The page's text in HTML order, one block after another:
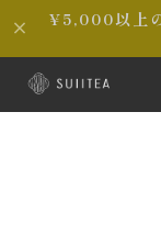
¥5,000以上